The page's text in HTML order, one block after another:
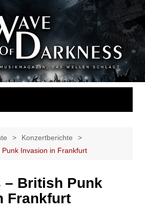
Wave of Darkness
schlägt. Konzerte, Festivals, Events,
Interviews, Berichte, Musik
Konzertberichte
Invasion in Frankfurt
– British Punk
Frankfurt